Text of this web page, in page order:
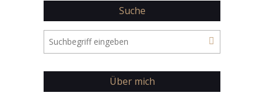
Suche
Über mich